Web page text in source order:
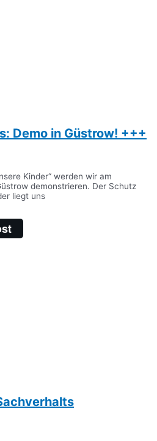
Demo in Güstrow! +++
Kinder“ werden wir am
demonstrieren. Der Schutz
liegt uns